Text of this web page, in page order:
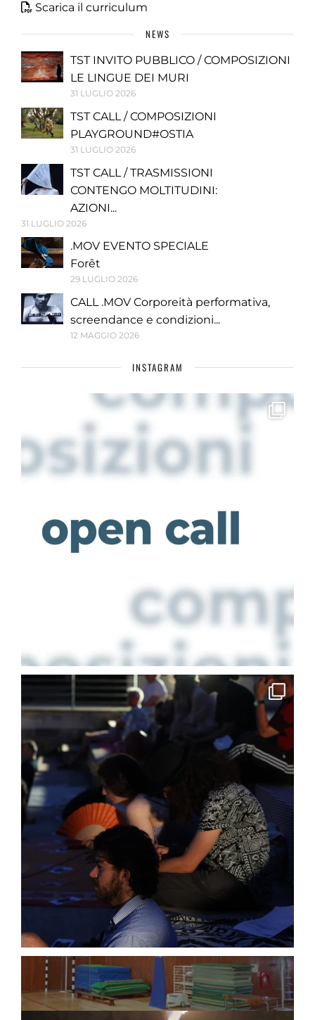
Scarica il curriculum
NEWS
TST INVITO PUBBLICO / COMPOSIZIONI
LE LINGUE DEI MURI
31 LUGLIO 2026
TST CALL / COMPOSIZIONI
PLAYGROUND#OSTIA
31 LUGLIO 2026
TST CALL / TRASMISSIONI
CONTENGO MOLTITUDINI:
AZIONI...
31 LUGLIO 2026
.MOV EVENTO SPECIALE
Forêt
29 LUGLIO 2026
CALL .MOV Corporeità performativa,
screendance e condizioni...
12 MAGGIO 2026
INSTAGRAM